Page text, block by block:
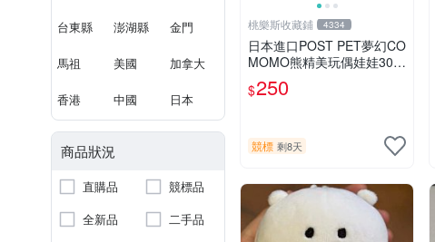
台東縣 澎湖縣 金門
馬祖 美國 加拿大
香港 中國 日本
商品狀況
直購品
競標品
全新品
二手品
桃樂斯收藏鋪 4334
日本進口POST PET夢幻CO
MOMO熊精美玩偶娃娃30c
m
$250
競標 剩8天